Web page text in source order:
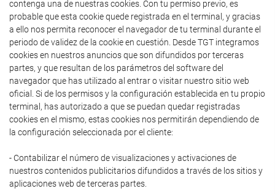
contenga una de nuestras cookies. Con tu permiso previo, es
probable que esta cookie quede registrada en el terminal, y gracias
a ello nos permita reconocer el navegador de tu terminal durante el
periodo de validez de la cookie en cuestión. Desde TGT integramos
cookies en nuestros anuncios que son difundidos por terceras
partes, y que resultan de los parámetros del software del
navegador que has utilizado al entrar o visitar nuestro sitio web
oficial. Si de los permisos y la configuración establecida en tu propio
terminal, has autorizado a que se puedan quedar registradas
cookies en el mismo, estas cookies nos permitirán dependiendo de
la configuración seleccionada por el cliente:
- Contabilizar el número de visualizaciones y activaciones de
nuestros contenidos publicitarios difundidos a través de los sitios y
aplicaciones web de terceras partes.